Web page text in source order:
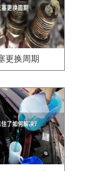
更换周期